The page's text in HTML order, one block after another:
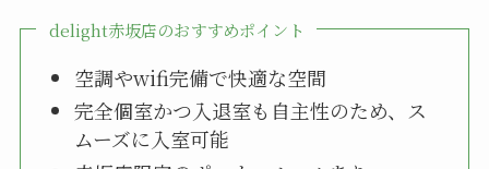
delight赤坂店のおすすめポイント
空調やwifi完備で快適な空間
完全個室かつ入退室も自主性のため、ス
ムーズに入室可能